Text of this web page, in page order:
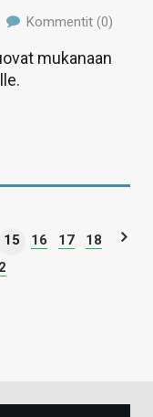
Kommentit (0)
mukanaan
15 16 17
18